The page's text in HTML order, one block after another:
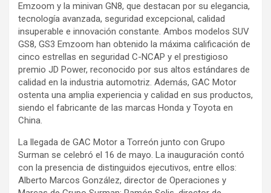
Emzoom y la minivan GN8, que destacan por su elegancia,
tecnología avanzada, seguridad excepcional, calidad
insuperable e innovación constante. Ambos modelos SUV
GS8, GS3 Emzoom han obtenido la máxima calificación de
cinco estrellas en seguridad C-NCAP y el prestigioso
premio JD Power, reconocido por sus altos estándares de
calidad en la industria automotriz. Además, GAC Motor
ostenta una amplia experiencia y calidad en sus productos,
siendo el fabricante de las marcas Honda y Toyota en
China.
La llegada de GAC Motor a Torreón junto con Grupo
Surman se celebró el 16 de mayo. La inauguración contó
con la presencia de distinguidos ejecutivos, entre ellos:
Alberto Marcos González, director de Operaciones y